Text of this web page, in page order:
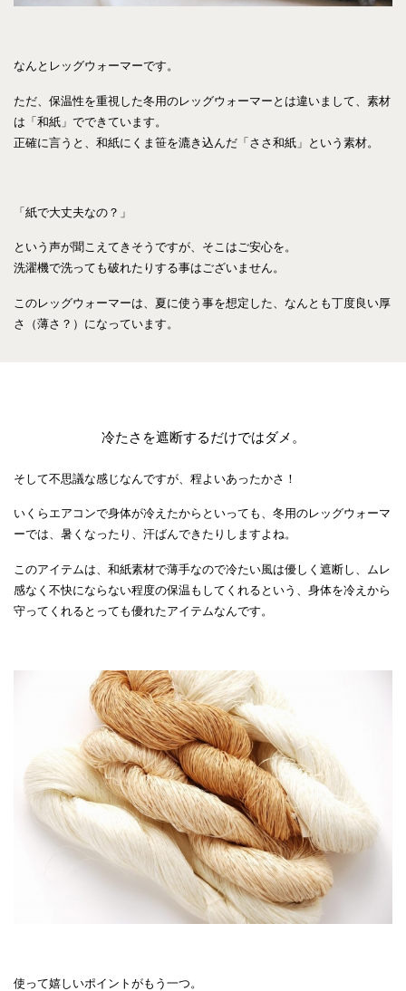
なんとレッグウォーマーです。
ただ、保温性を重視した冬用のレッグウォーマーとは違いまして、 素材
は「和紙」 でできています。
正確に言うと、 和紙にくま笹を漉き込んだ「ささ和紙」 という素材。
「紙で大丈夫なの？」
という声が聞こえてきそうですが、そこはご安心を。
洗濯機で洗っても破れたりする事はございません。
このレッグウォーマーは、夏に使う事を想定した、なんとも丁度良い厚
さ（薄さ？）になっています。
冷たさを遮断するだけではダメ。
そして不思議な感じなんですが、程よいあったかさ！
いくらエアコンで身体が冷えたからといっても、冬用のレッグウォーマ
ーでは、暑くなったり、汗ばんできたりしますよね。
このアイテムは、和紙素材で薄手なので冷たい風は優しく遮断し、ムレ
感なく 不快にならない程度の保温 もしてくれるという、身体を冷えから
守ってくれるとっても優れたアイテムなんです。
使って嬉しいポイントがもう一つ。